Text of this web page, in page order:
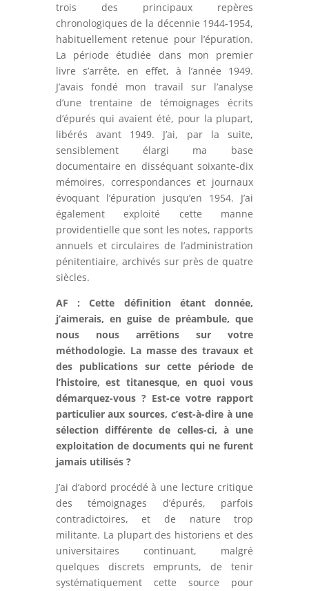
trois des principaux repères
chronologiques de la décennie 1944-1954,
habituellement retenue pour l’épuration.
La période étudiée dans mon premier
livre s’arrête, en effet, à l’année 1949.
J’avais fondé mon travail sur l’analyse
d’une trentaine de témoignages écrits
d’épurés qui avaient été, pour la plupart,
libérés avant 1949. J’ai, par la suite,
sensiblement élargi ma base
documentaire en disséquant soixante-dix
mémoires, correspondances et journaux
évoquant l’épuration jusqu’en 1954. J’ai
également exploité cette manne
providentielle que sont les notes, rapports
annuels et circulaires de l’administration
pénitentiaire, archivés sur près de quatre
siècles.
AF : Cette définition étant donnée,
j’aimerais, en guise de préambule, que
nous nous arrêtions sur votre
méthodologie. La masse des travaux et
des publications sur cette période de
l’histoire, est titanesque, en quoi vous
démarquez-vous ? Est-ce votre rapport
particulier aux sources, c’est-à-dire à une
sélection différente de celles-ci, à une
exploitation de documents qui ne furent
jamais utilisés ?
J’ai d’abord procédé à une lecture critique
des témoignages d’épurés, parfois
contradictoires, et de nature trop
militante. La plupart des historiens et des
universitaires continuant, malgré
quelques discrets emprunts, de tenir
systématiquement cette source pour